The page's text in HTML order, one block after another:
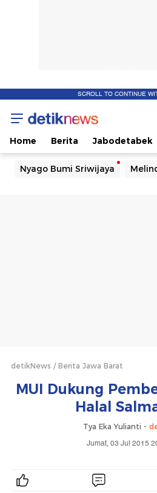
SCROLL TO CONTINUE
Home Berita Jabodetabek
Nyago Bumi Sriwijaya
detikNews Berita Jawa Barat
MUI Dukung
Halal
Tya Eka Yulianti -
Jumat, 03 Jul 2015